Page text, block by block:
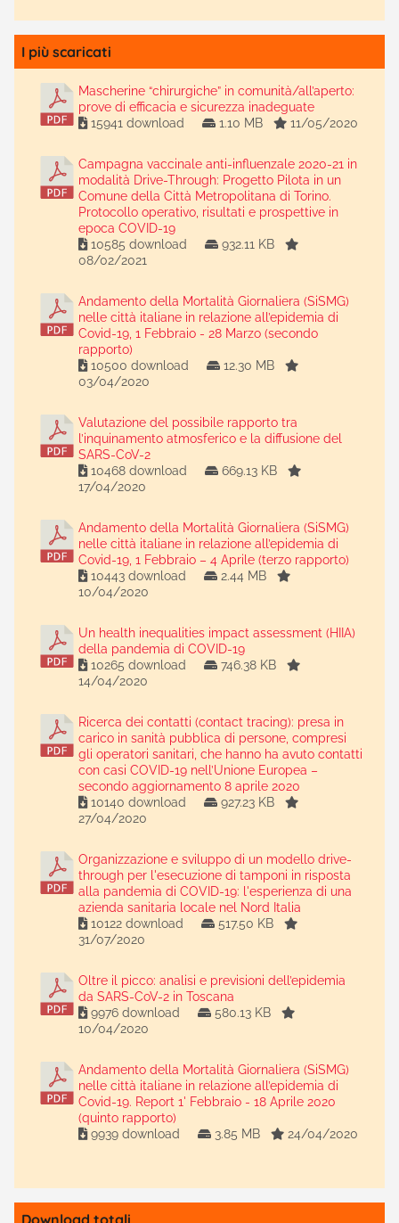
I più scaricati
Mascherine “chirurgiche” in comunità/all’aperto:
prove di efficacia e sicurezza inadeguate
15941 download
1.10 MB 11/05/2020
Campagna vaccinale anti-influenzale 2020-21 in
modalità Drive-Through: Progetto Pilota in un
Comune della Città Metropolitana di Torino.
Protocollo operativo, risultati e prospettive in
epoca COVID-19
10585 download
932.11 KB
08/02/2021
Andamento della Mortalità Giornaliera (SiSMG)
nelle città italiane in relazione all’epidemia di
Covid-19, 1 Febbraio - 28 Marzo (secondo
rapporto)
10500 download
12.30 MB
03/04/2020
Valutazione del possibile rapporto tra
l’inquinamento atmosferico e la diffusione del
SARS-CoV-2
10468 download
669.13 KB
17/04/2020
Andamento della Mortalità Giornaliera (SiSMG)
nelle città italiane in relazione all’epidemia di
Covid-19, 1 Febbraio – 4 Aprile (terzo rapporto)
10443 download
2.44 MB
10/04/2020
Un health inequalities impact assessment (HIIA)
della pandemia di COVID-19
10265 download
746.38 KB
14/04/2020
Ricerca dei contatti (contact tracing): presa in
carico in sanità pubblica di persone, compresi
gli operatori sanitari, che hanno ha avuto contatti
con casi COVID-19 nell’Unione Europea –
secondo aggiornamento 8 aprile 2020
10140 download
927.23 KB
27/04/2020
Organizzazione e sviluppo di un modello drive-
through per l'esecuzione di tamponi in risposta
alla pandemia di COVID-19: l'esperienza di una
azienda sanitaria locale nel Nord Italia
10122 download
517.50 KB
31/07/2020
Oltre il picco: analisi e previsioni dell’epidemia
da SARS-CoV-2 in Toscana
9976 download
580.13 KB
10/04/2020
Andamento della Mortalità Giornaliera (SiSMG)
nelle città italiane in relazione all’epidemia di
Covid-19. Report 1' Febbraio - 18 Aprile 2020
(quinto rapporto)
9939 download
3.85 MB 24/04/2020